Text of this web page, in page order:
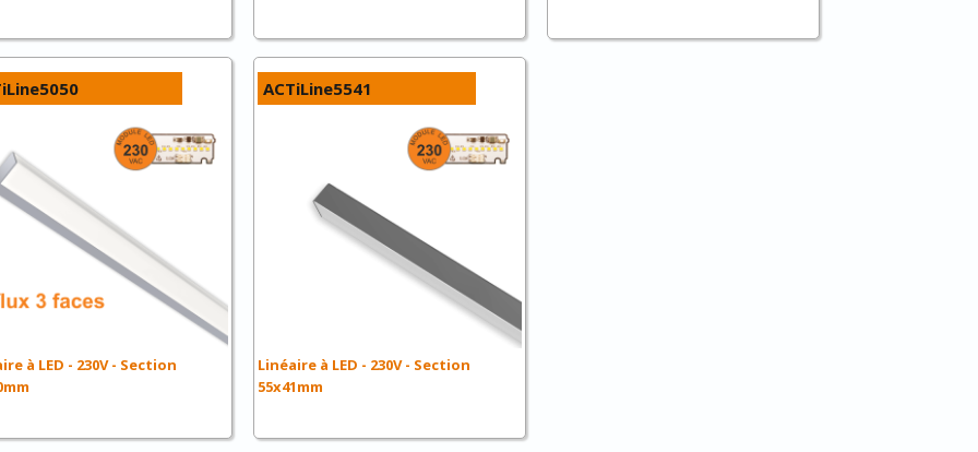
à LED - 230V - Section
ACTiLine5541
Linéaire à LED - 230V - Section
55x41mm